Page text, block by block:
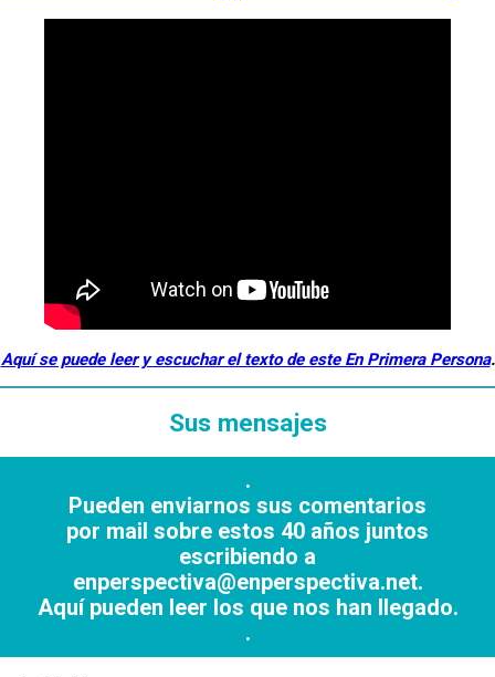
Aquí se puede leer y escuchar el texto de este En Primera Persona.
Sus mensajes
.
Pueden enviarnos sus comentarios
por mail sobre estos 40 años juntos
escribiendo a
enperspectiva@enperspectiva.net.
Aquí pueden leer los que nos han llegado.
.